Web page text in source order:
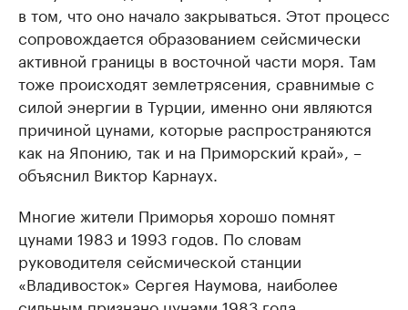
в том, что оно начало закрываться. Этот процесс
сопровождается образованием сейсмически
активной границы в восточной части моря. Там
тоже происходят землетрясения, сравнимые с
силой энергии в Турции, именно они являются
причиной цунами, которые распространяются
как на Японию, так и на Приморский край», –
объяснил Виктор Карнаух.
Многие жители Приморья хорошо помнят
цунами 1983 и 1993 годов. По словам
руководителя сейсмической станции
«Владивосток» Сергея Наумова, наиболее